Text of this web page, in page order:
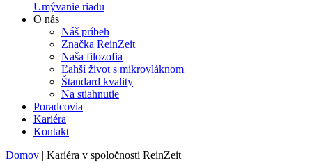
Umývanie riadu
O nás
Náš príbeh
Značka ReinZeit
Naša filozofia
Ľahší život s mikrovláknom
Štandard kvality
Na stiahnutie
Poradcovia
Kariéra
Kontakt
Domov | Kariéra v spoločnosti ReinZeit